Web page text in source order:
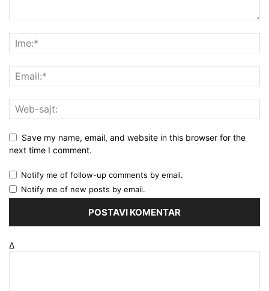
Save my name, email, and website in this browser for the
next time I comment.
Notify me of follow-up comments by email.
Notify me of new posts by email.
Δ